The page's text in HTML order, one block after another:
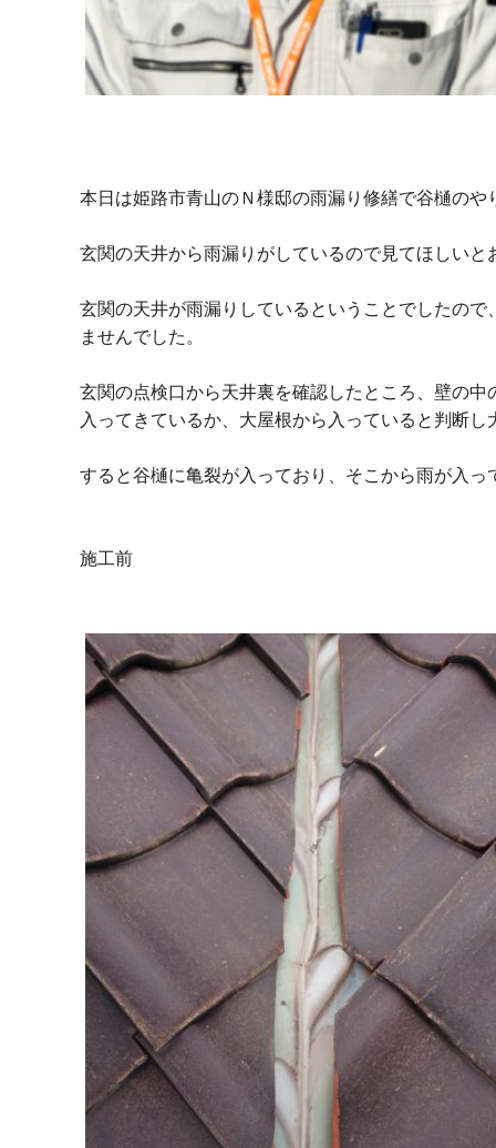
本日は姫路市青山のＮ様邸の雨漏り修繕で谷樋のや
玄関の天井から雨漏りがしているので見てほしいと
玄関の天井が雨漏りしているということでしたの
ませんでした。
玄関の点検口から天井裏を確認したところ、壁の
入ってきているか、大屋根から入っていると判断し
すると谷樋に亀裂が入っており、そこから雨が入っ
施工前